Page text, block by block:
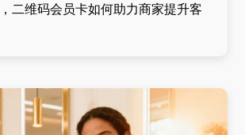
二维码会员卡如何助力商家提升客